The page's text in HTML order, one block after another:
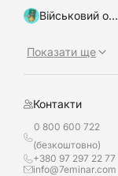
Військовий облік, бронювання
Показати ще
Контакти
0 800 600 722
(безкоштовно)
+380 97 297 22 77
info@7eminar.com